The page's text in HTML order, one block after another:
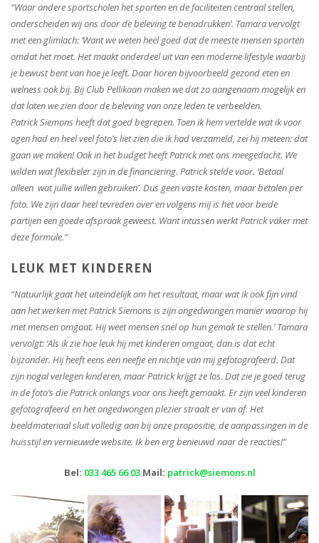
“Waar andere sportscholen het sporten en de faciliteiten centraal stellen,
onderscheiden wij ons door de beleving te benadrukken’. Tamara vervolgt
met een glimlach: ‘Want we weten heel goed dat de meeste mensen sporten
omdat het moet. Het maakt onderdeel uit van een moderne lifestyle waarbij
je bewust bent van hoe je leeft. Daar horen bijvoorbeeld gezond eten en
welness ook bij. Bij Club Pellikaan maken we dat zo aangenaam mogelijk en
dat laten we zien door de beleving van onze leden te verbeelden.
Patrick Siemons heeft dat goed begrepen. Toen ik hem vertelde wat ik voor
ogen had en heel veel foto’s liet zien die ik had verzameld, zei hij meteen: dat
gaan we maken! Ook in het budget heeft Patrick met ons meegedacht. We
wilden wat flexibeler zijn in de financiering. Patrick stelde voor. ‘Betaal
alleen wat jullie willen gebruiken’. Dus geen vaste kosten, maar betalen per
foto. We zijn daar heel tevreden over en volgens mij is het voor beide
partijen een goede afspraak geweest. Want intussen werkt Patrick vaker met
deze formule.”
LEUK MET KINDEREN
“Natuurlijk gaat het uiteindelijk om het resultaat, maar wat ik ook fijn vind
aan het werken met Patrick Siemons is zijn ongedwongen manier waarop hij
met mensen omgaat. Hij weet mensen snel op hun gemak te stellen.’ Tamara
vervolgt: ‘Als ik zie hoe leuk hij met kinderen omgaat, dan is dat echt
bijzonder. Hij heeft eens een neefje en nichtje van mij gefotografeerd. Dat
zijn nogal verlegen kinderen, maar Patrick krijgt ze los. Dat zie je goed terug
in de foto’s die Patrick onlangs voor ons heeft gemaakt. Er zijn veel kinderen
gefotografeerd en het ongedwongen plezier straalt er van af. Het
beeldmateriaal sluit volledig aan bij onze propositie, de aanpassingen in de
huisstijl en vernieuwde website. Ik ben erg benieuwd naar de reacties!”
Bel: 033 465 66 03Mail: patrick@siemons.nl